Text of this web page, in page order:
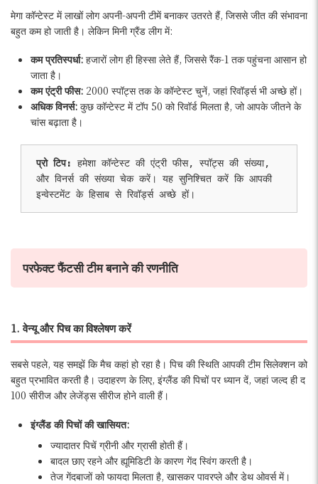
मेगा कॉन्टेस्ट में लाखों लोग अपनी-अपनी टीमें बनाकर उतरते हैं, जिससे जीत की संभावना
बहुत कम हो जाती है। लेकिन मिनी ग्रैंड लीग में:
कम प्रतिस्पर्धा: हजारों लोग ही हिस्सा लेते हैं, जिससे रैंक-1 तक पहुंचना आसान हो
जाता है।
कम एंट्री फीस: 2000 स्पॉट्स तक के कॉन्टेस्ट चुनें, जहां रिवॉर्ड्स भी अच्छे हों।
अधिक विनर्स: कुछ कॉन्टेस्ट में टॉप 50 को रिवॉर्ड मिलता है, जो आपके जीतने के
चांस बढ़ाता है।
प्रो टिप:
हमेशा कॉन्टेस्ट की एंट्री फीस, स्पॉट्स की संख्या,
और विनर्स की संख्या चेक करें। यह सुनिश्चित करें कि आपकी
इन्वेस्टमेंट के हिसाब से रिवॉर्ड्स अच्छे हों।
परफेक्ट फैंटसी टीम बनाने की रणनीति
1. वेन्यू और पिच का विश्लेषण करें
सबसे पहले, यह समझें कि मैच कहां हो रहा है। पिच की स्थिति आपकी टीम सिलेक्शन को
बहुत प्रभावित करती है। उदाहरण के लिए, इंग्लैंड की पिचों पर ध्यान दें, जहां जल्द ही द
100 सीरीज और लेजेंड्स सीरीज होने वाली हैं।
इंग्लैंड की पिचों की खासियत:
ज्यादातर पिचें ग्रीनी और ग्रासी होती हैं।
बादल छाए रहने और ह्यूमिडिटी के कारण गेंद स्विंग करती है।
तेज गेंदबाजों को फायदा मिलता है, खासकर पावरप्ले और डेथ ओवर्स में।